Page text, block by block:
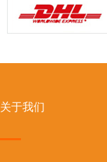
关于我们